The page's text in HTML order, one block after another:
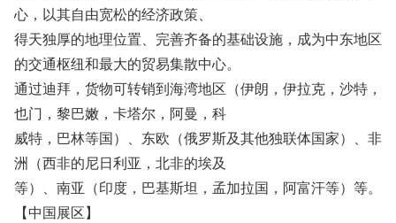
心，以其自由宽松的经济政策、
得天独厚的地理位置、完善齐备的基础设施，成为中东地区
的交通枢纽和最大的贸易集散中心。
通过迪拜，货物可转销到海湾地区（伊朗，伊拉克，沙特，
也门，黎巴嫩，卡塔尔，阿曼，科
威特，巴林等国）、东欧（俄罗斯及其他独联体国家）、非
洲（西非的尼日利亚，北非的埃及
等）、南亚（印度，巴基斯坦，孟加拉国，阿富汗等）等。
【中国展区】